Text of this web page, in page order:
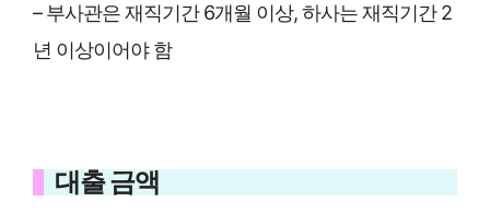
– 부사관은 재직기간 6개월 이상, 하사는 재직기간 2
년 이상이어야 함
대출 금액